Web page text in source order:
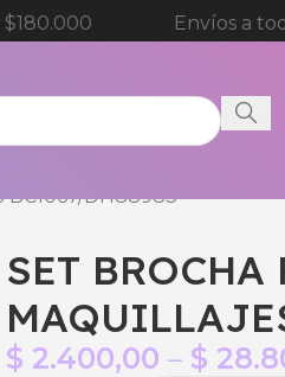
Envíos a todos el país
BC1067/DH88983
SET BROCHA
$ 2.400,00 – $